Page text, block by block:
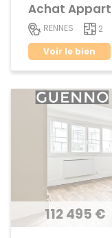
Achat
RENNES 2
Voir le bien
112 495 €